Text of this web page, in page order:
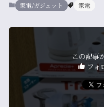
家電/ガジェット 家電
この記事
フォ